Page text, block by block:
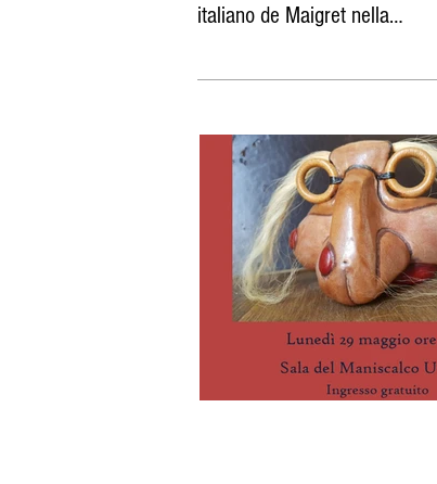
italiano de Maigret nella